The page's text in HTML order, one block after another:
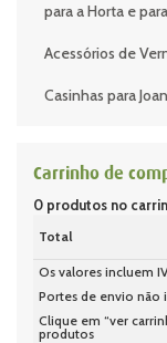
para a Horta e
Acessórios de
Casinhas para
Carrinho de
0 produtos no
Total
Os valores incluem
Portes de envio não
Clique em “ver
produtos